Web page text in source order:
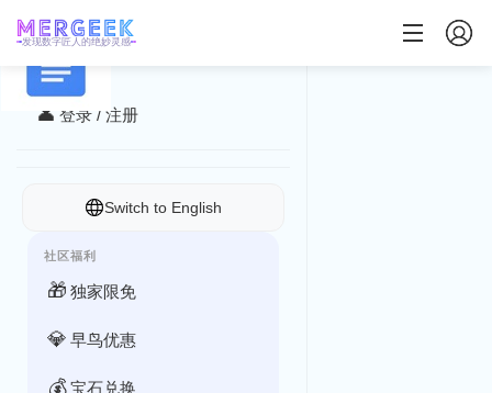
发现数字匠人的绝妙灵感
发现数字匠人的绝妙灵感
👤 登录 / 注册
Switch to English
社区福利
🎁 独家限免
💎 早鸟优惠
💰 宝石兑换